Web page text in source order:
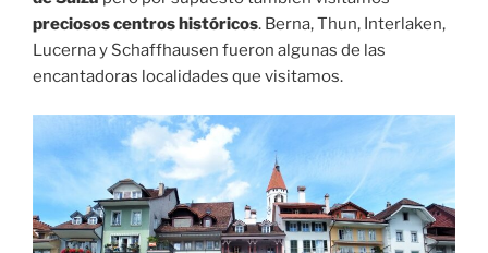
preciosos centros históricos. Berna, Thun, Interlaken,
Lucerna y Schaffhausen fueron algunas de las
encantadoras localidades que visitamos.